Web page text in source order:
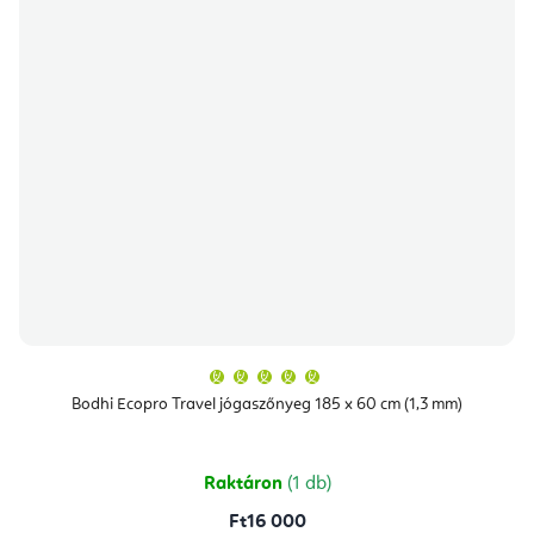
Bodhi Ecopro Travel jógaszőnyeg 185 x 60 cm (1,3 mm)
átlagos
értékelése
csillag.
Raktáron (1 db)
Ft16 000